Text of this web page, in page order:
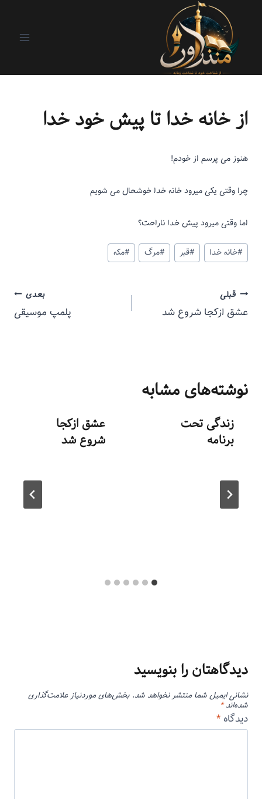
از خانه خدا تا پیش خود خدا
هنوز می پرسم از خودم!
چرا وقتی یکی میرود خانه خدا خوشحال می شویم
اما وقتی میرود پیش خدا ناراحت؟
#خانه خدا #قبر #مرگ #مکه
قبلی
عشق ازکجا شروع شد
بعدی
پلمپ موسیقی
نوشته‌های مشابه
زندگی تحت
برنامه
عشق ازکجا
شروع شد
دیدگاهتان را بنویسید
نشانی ایمیل شما منتشر نخواهد شد. بخش‌های موردنیاز علامت‌گذاری
شده‌اند*
دیدگاه *